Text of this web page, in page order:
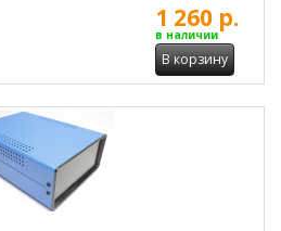
1 260 р.
в наличии
В корзину